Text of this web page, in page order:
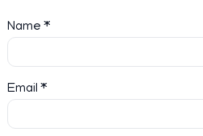
Name*
Email*